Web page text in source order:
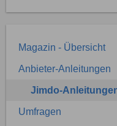
Magazin - Übersicht
Anbieter-Anleitungen
Jimdo-
Umfragen